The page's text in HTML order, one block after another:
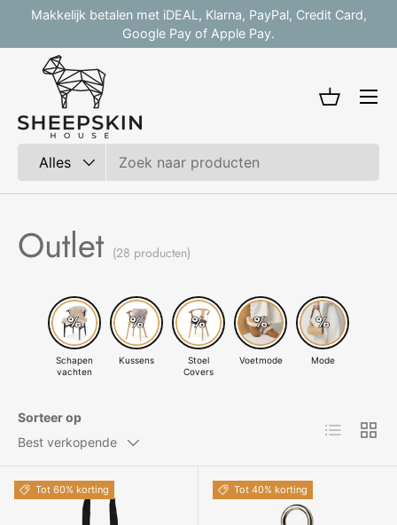
Ga naar inhoud
Makkelijk betalen met iDEAL, Klarna, PayPal, Credit Card,
Google Pay of Apple Pay.
Alles
Mandje
Outlet (28 producten)
Schapen
vachten
Kussens
Stoel
Covers
Voetmode Mode
Sorteer op
Best verkopende
Lijst
Tot 60% korting Tot 40% korting